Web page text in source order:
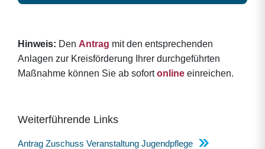
Hinweis: Den Antrag mit den entsprechenden
Anlagen zur Kreisförderung Ihrer durchgeführten
Maßnahme können Sie ab sofortonline einreichen.
Weiterführende Links
Antrag Zuschuss Veranstaltung Jugendpflege